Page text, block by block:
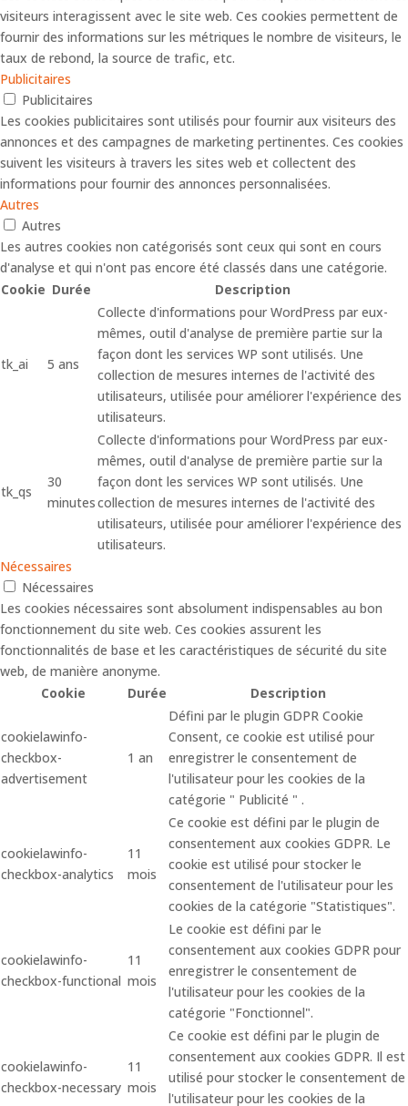
visiteurs interagissent avec le site web. Ces cookies permettent de
fournir des informations sur les métriques le nombre de visiteurs, le
taux de rebond, la source de trafic, etc.
Publicitaires
Publicitaires
Les cookies publicitaires sont utilisés pour fournir aux visiteurs des
annonces et des campagnes de marketing pertinentes. Ces cookies
suivent les visiteurs à travers les sites web et collectent des
informations pour fournir des annonces personnalisées.
Autres
Autres
Les autres cookies non catégorisés sont ceux qui sont en cours
d'analyse et qui n'ont pas encore été classés dans une catégorie.
Cookie Durée Description
tk_ai 5 ans
Collecte d'informations pour WordPress par eux-
mêmes, outil d'analyse de première partie sur la
façon dont les services WP sont utilisés. Une
collection de mesures internes de l'activité des
utilisateurs, utilisée pour améliorer l'expérience des
utilisateurs.
tk_qs
30
minutes
Collecte d'informations pour WordPress par eux-
mêmes, outil d'analyse de première partie sur la
façon dont les services WP sont utilisés. Une
collection de mesures internes de l'activité des
utilisateurs, utilisée pour améliorer l'expérience des
utilisateurs.
Nécessaires
Nécessaires
Les cookies nécessaires sont absolument indispensables au bon
fonctionnement du site web. Ces cookies assurent les
fonctionnalités de base et les caractéristiques de sécurité du site
web, de manière anonyme.
Cookie
Durée Description
cookielawinfo-
checkbox-
advertisement
1 an
Défini par le plugin GDPR Cookie
Consent, ce cookie est utilisé pour
enregistrer le consentement de
l'utilisateur pour les cookies de la
catégorie " Publicité " .
cookielawinfo-
checkbox-analytics
11
mois
Ce cookie est défini par le plugin de
consentement aux cookies GDPR. Le
cookie est utilisé pour stocker le
consentement de l'utilisateur pour les
cookies de la catégorie "Statistiques".
cookielawinfo-
checkbox-functional
11
mois
Le cookie est défini par le
consentement aux cookies GDPR pour
enregistrer le consentement de
l'utilisateur pour les cookies de la
catégorie "Fonctionnel".
cookielawinfo-
checkbox-necessary
11
mois
Ce cookie est défini par le plugin de
consentement aux cookies GDPR. Il est
utilisé pour stocker le consentement de
l'utilisateur pour les cookies de la